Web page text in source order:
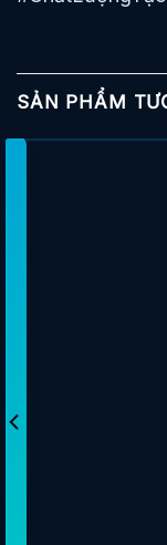
SẢN PHẨM